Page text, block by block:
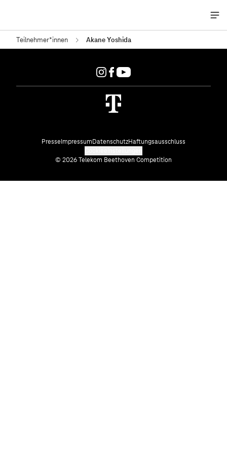
Teilnehmer*innen Akane Yoshida
© 2026 Telekom Beethoven Competition
PresseImpressumDatenschutzHaftungsausschluss